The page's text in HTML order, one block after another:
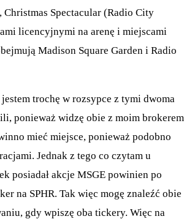
Spectacular (Radio City
licencyjnymi na arenę i miejscami
Madison Square Garden i Radio
trochę w rozsypce z tymi dwoma
ponieważ widzę obie z moim brokerem
mieć miejsce, ponieważ podobno
Jednak z tego co czytam u
posiadał akcje MSGE powinien po
na SPHR. Tak więc mogę znaleźć obie
gdy wpiszę oba tickery. Więc na